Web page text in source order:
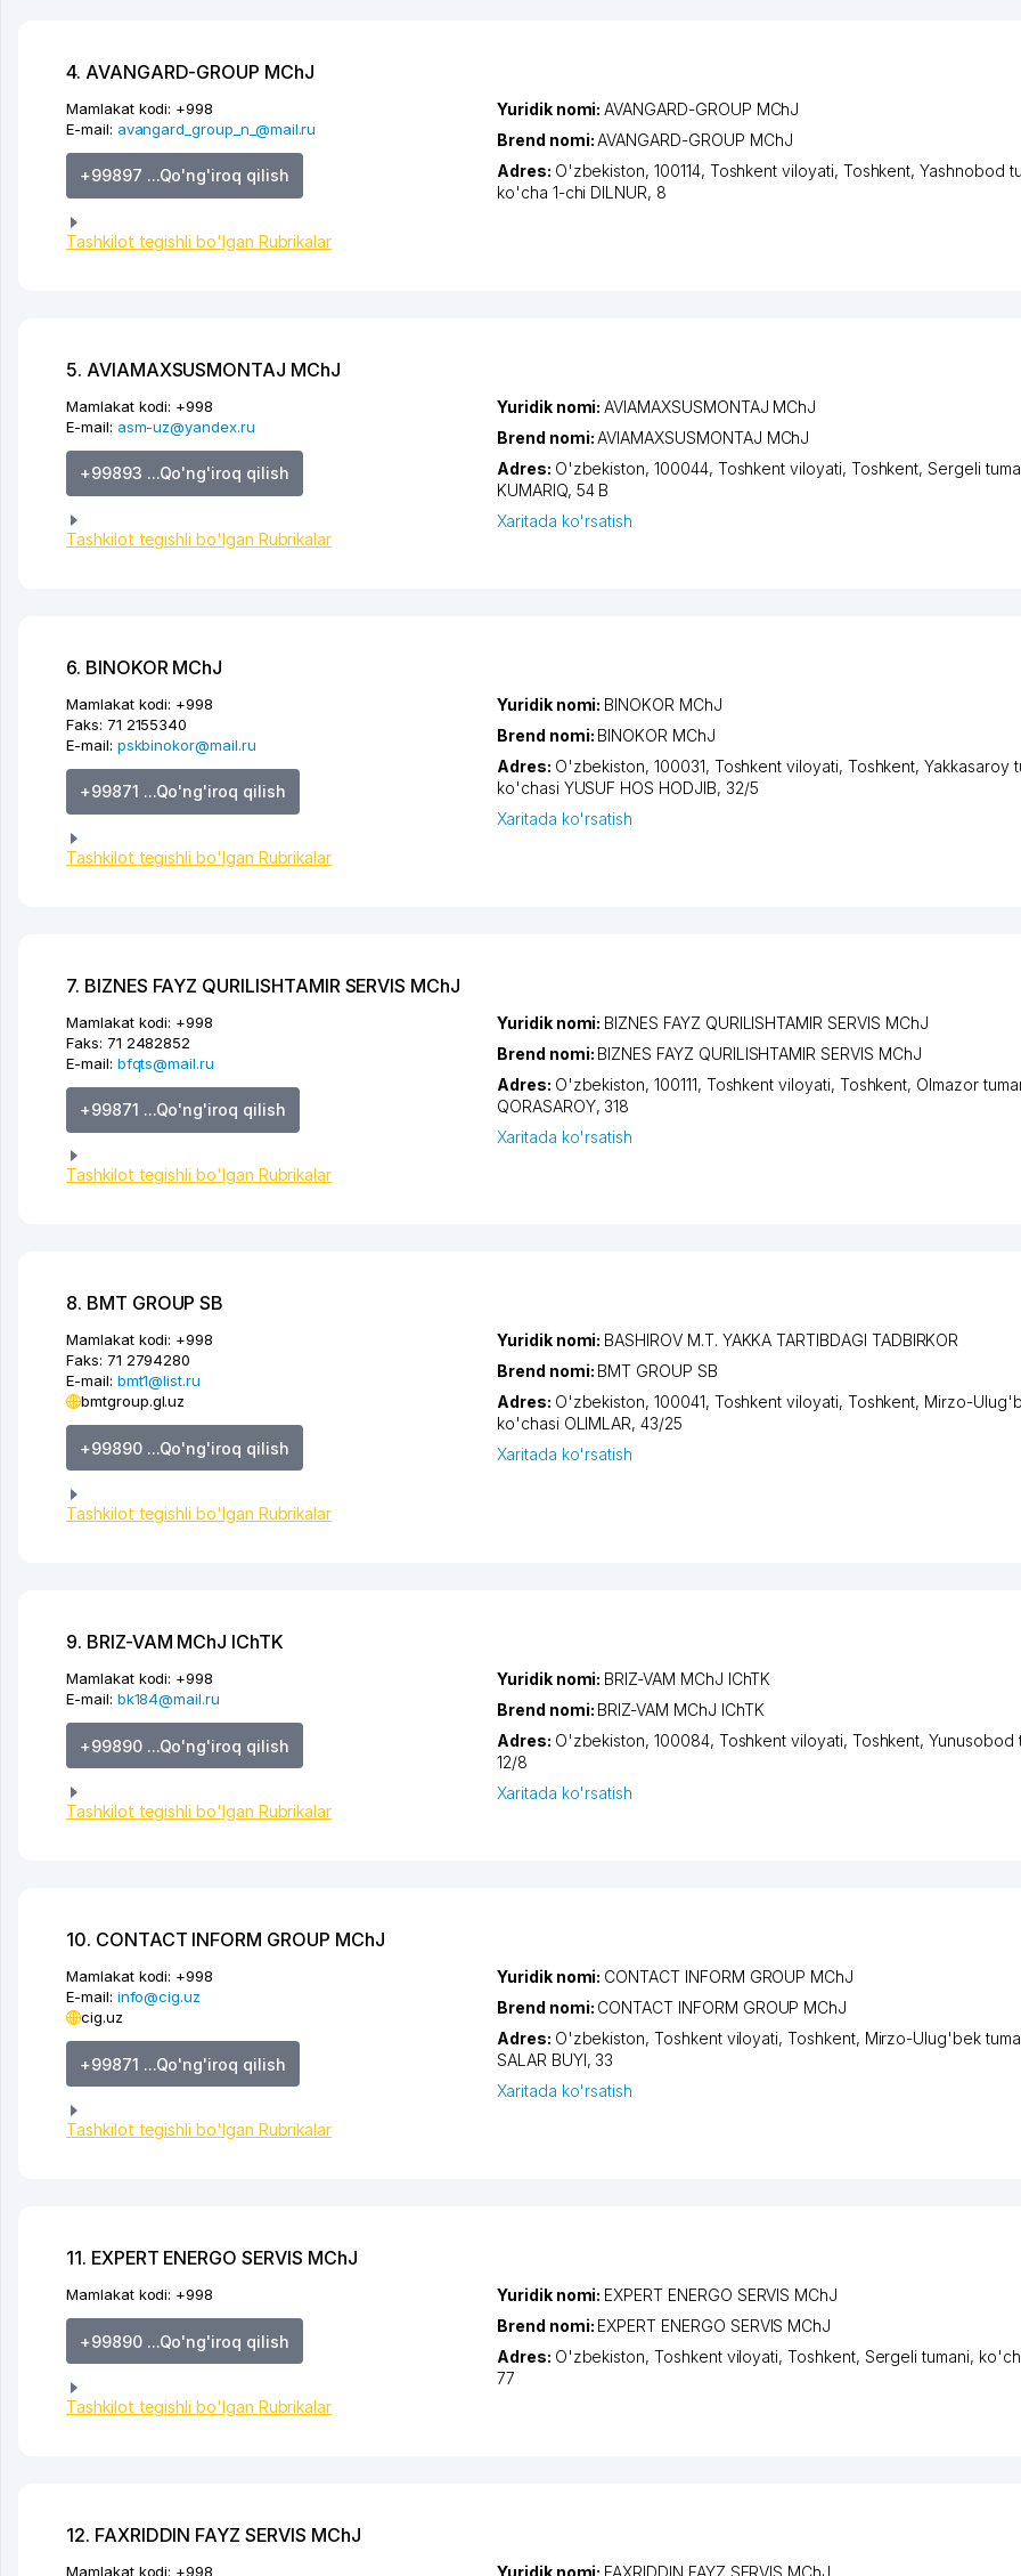
4. AVANGARD-GROUP MChJ
Mamlakat kodi: +998
E-mail: avangard_group_n_@mail.ru
+99897 ...Qo'ng'iroq qilish
Tashkilot tegishli bo'lgan Rubrikalar
Yuridik nomi:AVANGARD-GROUP MChJ
Brend nomi:AVANGARD-GROUP MChJ
Adres: O'zbekiston, 100114, Toshkent viloyati, Toshkent,Yashnobod
ko'cha 1-chi DILNUR, 8
5. AVIAMAXSUSMONTAJ MChJ
Mamlakat kodi: +998
E-mail: asm-uz@yandex.ru
+99893 ...Qo'ng'iroq qilish
Tashkilot tegishli bo'lgan Rubrikalar
Yuridik nomi:AVIAMAXSUSMONTAJ MChJ
Brend nomi:AVIAMAXSUSMONTAJ MChJ
Adres: O'zbekiston, 100044, Toshkent viloyati, Toshkent,Sergeli
KUMARIQ, 54 B
Xaritada ko'rsatish
6. BINOKOR MChJ
Mamlakat kodi: +998
Faks: 71 2155340
E-mail: pskbinokor@mail.ru
+99871 ...Qo'ng'iroq qilish
Tashkilot tegishli bo'lgan Rubrikalar
Yuridik nomi: BINOKOR MChJ
Brend nomi: BINOKOR MChJ
Adres: O'zbekiston, 100031, Toshkent viloyati, Toshkent,Yakkasaroy
ko'chasi YUSUF HOS HODJIB, 32/5
Xaritada ko'rsatish
7. BIZNES FAYZ QURILISHTAMIR SERVIS MChJ
Mamlakat kodi: +998
Faks: 71 2482852
E-mail: bfqts@mail.ru
+99871 ...Qo'ng'iroq qilish
Tashkilot tegishli bo'lgan Rubrikalar
Yuridik nomi: BIZNES FAYZ QURILISHTAMIR SERVIS MChJ
Brend nomi: BIZNES FAYZ QURILISHTAMIR SERVIS MChJ
Adres: O'zbekiston, 100111, Toshkent viloyati, Toshkent, Olmazor
QORASAROY, 318
Xaritada ko'rsatish
8. BMT GROUP SB
Mamlakat kodi: +998
Faks: 71 2794280
E-mail: bmt1@list.ru
bmtgroup.gl.uz
+99890 ...Qo'ng'iroq qilish
Tashkilot tegishli bo'lgan Rubrikalar
Yuridik nomi: BASHIROV M.T. YAKKA TARTIBDAGI TADBIRKOR
Brend nomi: BMT GROUP SB
Adres: O'zbekiston, 100041, Toshkent viloyati, Toshkent, Mirzo-
ko'chasi OLIMLAR, 43/25
Xaritada ko'rsatish
9. BRIZ-VAM MChJ IChTK
Mamlakat kodi: +998
E-mail: bk184@mail.ru
+99890 ...Qo'ng'iroq qilish
Tashkilot tegishli bo'lgan Rubrikalar
Yuridik nomi: BRIZ-VAM MChJ IChTK
Brend nomi: BRIZ-VAM MChJ IChTK
Adres: O'zbekiston, 100084, Toshkent viloyati, Toshkent,Yunusobod
12/8
Xaritada ko'rsatish
10. CONTACT INFORM GROUP MChJ
Mamlakat kodi: +998
E-mail: info@cig.uz
cig.uz
+99871 ...Qo'ng'iroq qilish
Tashkilot tegishli bo'lgan Rubrikalar
Yuridik nomi: CONTACT INFORM GROUP MChJ
Brend nomi: CONTACT INFORM GROUP MChJ
Adres: O'zbekiston,Toshkent viloyati,Toshkent, Mirzo-Ulug'bek
SALAR BUYI, 33
Xaritada ko'rsatish
11. EXPERT ENERGO SERVIS MChJ
Mamlakat kodi: +998
+99890 ...Qo'ng'iroq qilish
Tashkilot tegishli bo'lgan Rubrikalar
Yuridik nomi: EXPERT ENERGO SERVIS MChJ
Brend nomi: EXPERT ENERGO SERVIS MChJ
Adres: O'zbekiston,Toshkent viloyati,Toshkent, Sergeli tumani,
77
12. FAXRIDDIN FAYZ SERVIS MChJ
Mamlakat kodi: +998